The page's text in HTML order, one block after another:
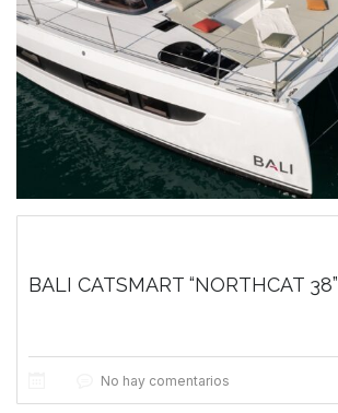
BALI CATSMART “NORTHCAT 38”
No hay comentarios